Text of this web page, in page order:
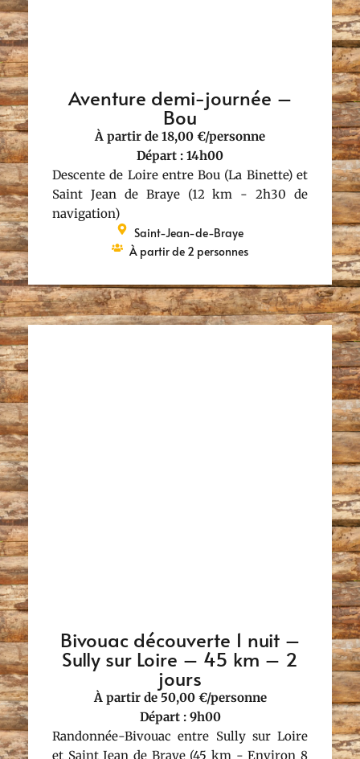
Aventure demi-journée –
Bou
À partir de 18,00 €/personne
Départ : 14h00
Descente de Loire entre Bou (La Binette) et
Saint Jean de Braye (12 km - 2h30 de
navigation)
Saint-Jean-de-Braye
À partir de 2 personnes
Bivouac découverte 1 nuit –
Sully sur Loire – 45 km – 2
jours
À partir de 50,00 €/personne
Départ : 9h00
Randonnée-Bivouac entre Sully sur Loire
et Saint Jean de Braye (45 km - Environ 8